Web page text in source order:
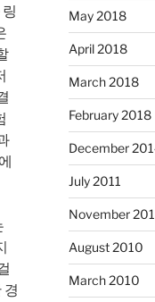
경
May 2018
April 2018
March 2018
February 2018
December
July 2011
November
August 2010
March 2010